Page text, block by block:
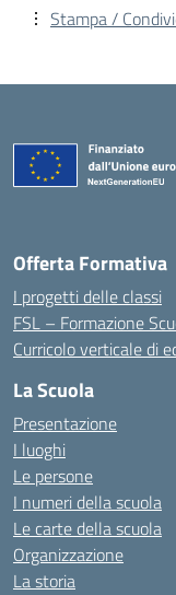
Stampa /
Offerta Formativa
I progetti delle classi
FSL – Formazione
Curricolo verticale di
La Scuola
Presentazione
I luoghi
Le persone
I numeri della scuola
Le carte della scuola
Organizzazione
La storia